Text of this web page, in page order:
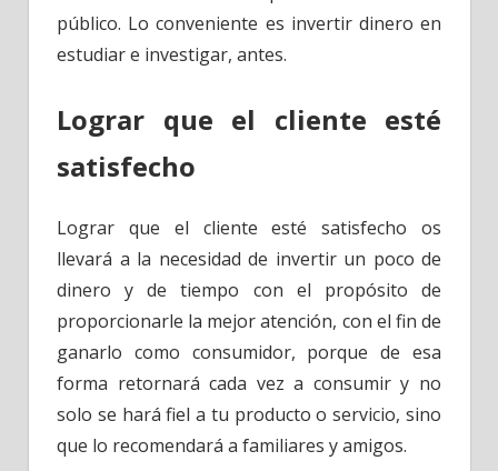
público. Lo conveniente es invertir dinero en
estudiar e investigar, antes.
Lograr que el cliente esté
satisfecho
Lograr que el cliente esté satisfecho os
llevará a la necesidad de invertir un poco de
dinero y de tiempo con el propósito de
proporcionarle la mejor atención, con el fin de
ganarlo como consumidor, porque de esa
forma retornará cada vez a consumir y no
solo se hará fiel a tu producto o servicio, sino
que lo recomendará a familiares y amigos.